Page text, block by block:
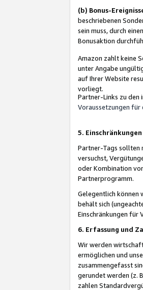
(b) Bonus-
beschriebenen
sein muss, durch
Bonusaktion
Amazon zahlt keine
unter Angabe
auf Ihrer Website
vorliegt.
Partner-Links zu den
Voraussetzungen für
5.
Partner-Tags sollten
versuchst,
oder Kombination
Partnerprogramm.
Gelegentlich können
behält sich
Einschränkungen für
6. Erfassung und
Wir werden
ermöglichen und
zusammengefasst
gerundet werden (z.
zahlen